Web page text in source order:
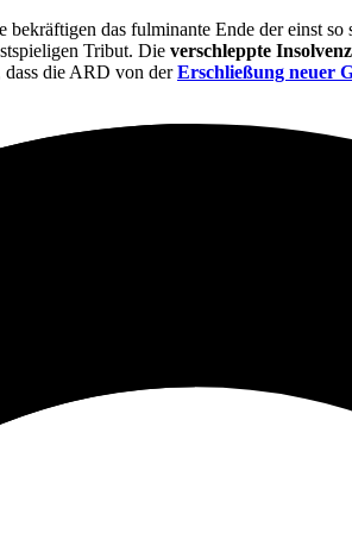
bekräftigen das fulminante Ende der einst
Tribut. Die verschleppte
dass die ARD von der Erschließung neuer